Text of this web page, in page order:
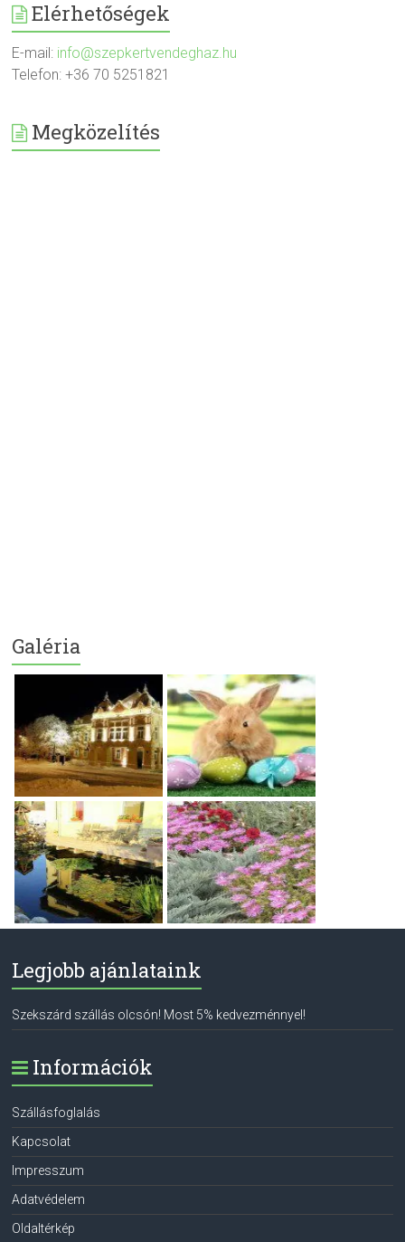
Elérhetőségek
E-mail: info@szepkertvendeghaz.hu
Telefon: +36 70 5251821
Megközelítés
Galéria
Legjobb ajánlataink
Szekszárd szállás olcsón! Most 5% kedvezménnyel!
Információk
Szállásfoglalás
Kapcsolat
Impresszum
Adatvédelem
Oldaltérkép